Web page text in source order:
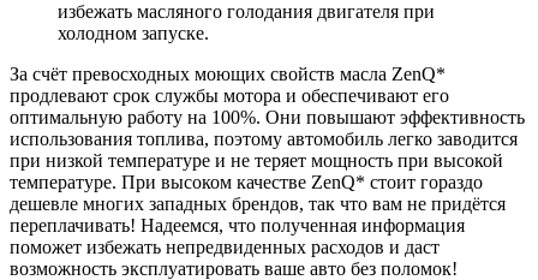
избежать масляного голодания двигателя при
холодном запуске.
За счёт превосходных моющих свойств масла ZenQ*
продлевают срок службы мотора и обеспечивают его
оптимальную работу на 100%. Они повышают эффективность
использования топлива, поэтому автомобиль легко заводится
при низкой температуре и не теряет мощность при высокой
температуре. При высоком качестве ZenQ* стоит гораздо
дешевле многих западных брендов, так что вам не придётся
переплачивать! Надеемся, что полученная информация
поможет избежать непредвиденных расходов и даст
возможность эксплуатировать ваше авто без поломок!